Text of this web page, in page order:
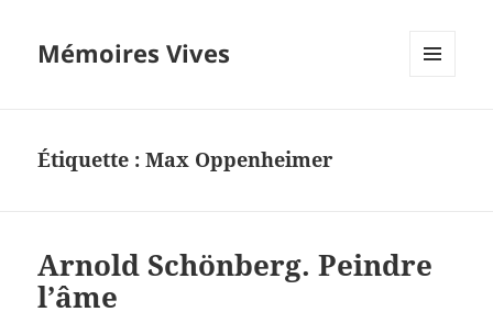
Mémoires Vives
Étiquette :Max Oppenheimer
Arnold Schönberg. Peindre
l’âme